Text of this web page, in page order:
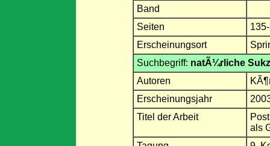
Band
Seiten
Erscheinungsort
Suchbegriff: natÃ¼rliche
Autoren
Erscheinungsjahr
Titel der Arbeit
als